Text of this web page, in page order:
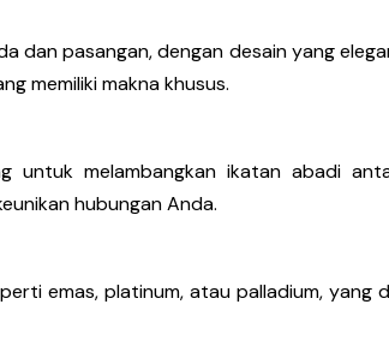
dan pasangan, dengan desain yang
memiliki makna khusus.
untuk melambangkan ikatan abadi
hubungan Anda.
emas, platinum, atau palladium, yang